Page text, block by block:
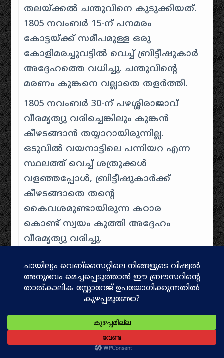
തലയ്ക്കൽ ചന്തുവിനെ കുടുക്കിയത്.
1805 നവംബർ 15-ന് പനമരം
കോട്ടയ്ക്ക് സമീപമുള്ള ഒരു
കോളിമരച്ചുവട്ടിൽ വെച്ച് ബ്രിട്ടീഷുകാർ
അദ്ദേഹത്തെ വധിച്ചു. ചന്തുവിന്റെ
മരണം കുങ്കനെ വല്ലാതെ തളർത്തി.
1805 നവംബർ 30-ന് പഴശ്ശിരാജാവ്
വീരമൃത്യു വരിച്ചെങ്കിലും കുങ്കൻ
കീഴടങ്ങാൻ തയ്യാറായിരുന്നില്ല.
ഒടുവിൽ വയനാട്ടിലെ പന്നിയറ എന്ന
സ്ഥലത്ത് വെച്ച് ശത്രുക്കൾ
വളഞ്ഞപ്പോൾ, ബ്രിട്ടീഷുകാർക്ക്
കീഴടങ്ങാതെ തന്റെ
കൈവശമുണ്ടായിരുന്ന കഠാര
കൊണ്ട് സ്വയം കുത്തി അദ്ദേഹം
വീരമൃത്യു വരിച്ചു.
അനശ്വരമായ സ്മരണകൾ
വയനാട്ടിലെ പനമരത്ത് കബനീ
നദിക്കരയിൽ തലയ്ക്കൽ
ചന്തുവിനായി കേരള സർക്കാർ ഇന്ന്
ഒരു സ്മാരക മ്യൂസിയം
പണികഴിപ്പിച്ചിട്ടുണ്ട്. വയനാടൻ